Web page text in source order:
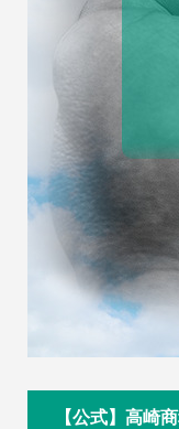
【公式】高崎